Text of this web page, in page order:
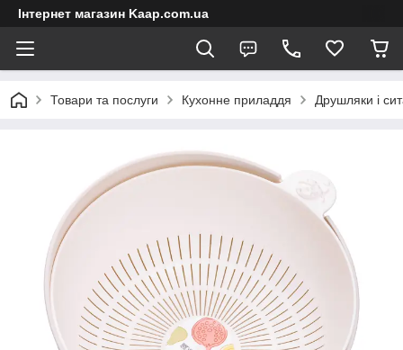
Інтернет магазин Kaap.com.ua
Товари та послуги Кухонне приладдя Друшляки і